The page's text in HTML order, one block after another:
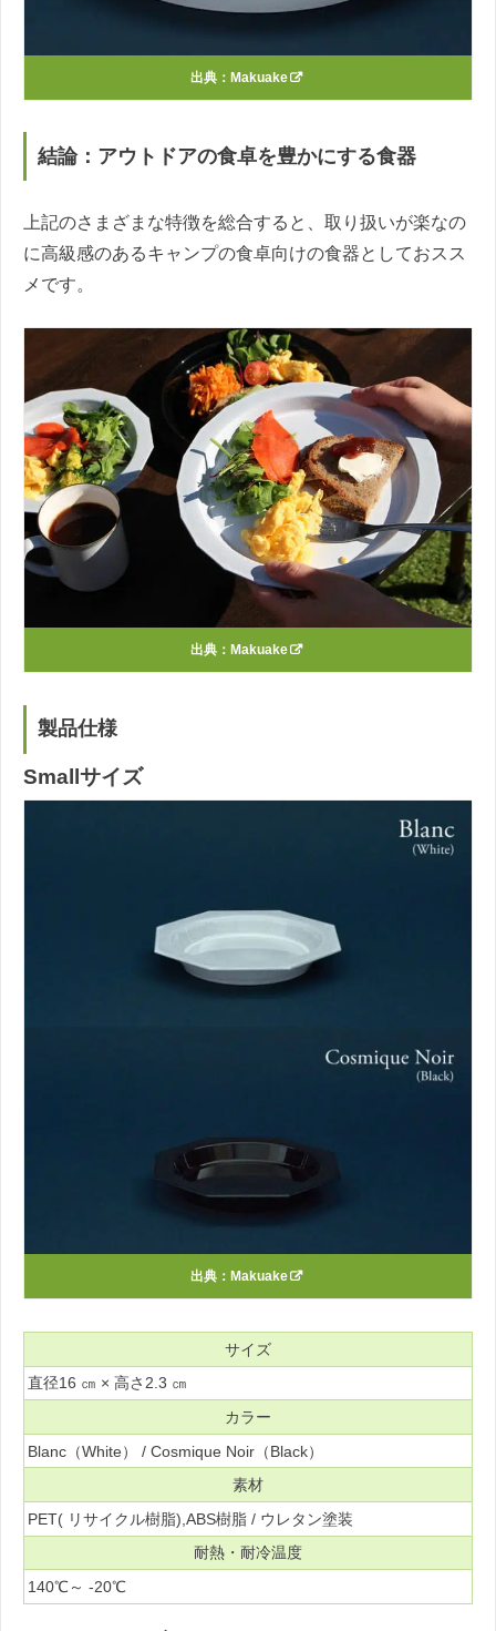
出典： Makuake
結論：アウトドアの食卓を豊かにする食器
上記のさまざまな特徴を総合すると、取り扱いが楽なの
に高級感のあるキャンプの食卓向けの食器としておスス
メです。
出典： Makuake
製品仕様
Smallサイズ
出典： Makuake
サイズ
直径16 ㎝ × 高さ2.3 ㎝
カラー
Blanc（White） / Cosmique Noir（Black）
素材
PET( リサイクル樹脂),ABS樹脂 / ウレタン塗装
耐熱・耐冷温度
140℃～ -20℃